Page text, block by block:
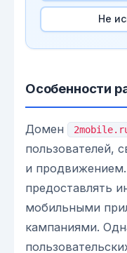
Не
Особенности
Домен
пользователей,
и
предоставлять
мобильными
кампаниями.